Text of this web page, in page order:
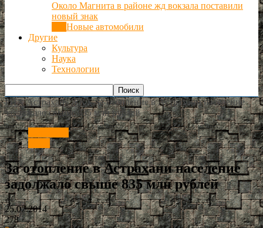
Около Магнита в районе жд вокзала поставили
новый знак
Новые автомобили
Другие
Культура
Наука
Технологии
РИА Астрахань ЖКХ За отопление в Астрахани население
задолжало свыше 835 млн рублей
За отопление в Астрахани население
задолжало свыше 835 млн рублей
25.07.2014
278